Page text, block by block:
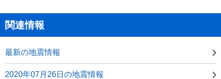
関連情報
最新の地震情報
2020年07月26日の地震情報